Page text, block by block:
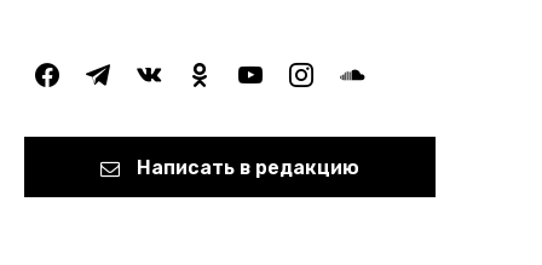
facebooktelegramvkontakteodnoklassniki
youtubeinstagramsoundcloud
Написать в редакцию